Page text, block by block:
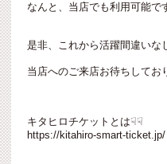
なんと、当店でも利用可能で
是非、これから活躍間違いな
当店へのご来店お待ちしてお
キタヒロチケットとは☟☟
https://kitahiro-smart-ticket.jp/